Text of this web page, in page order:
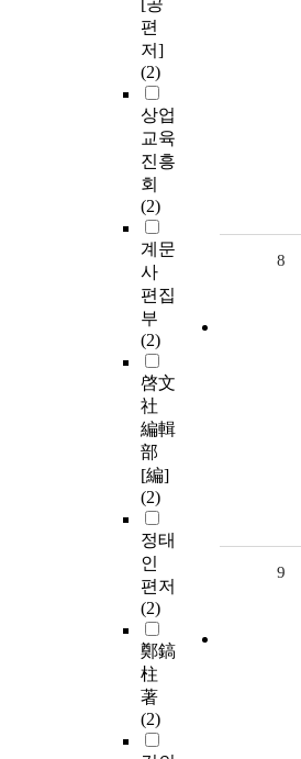
[공
편
저]
(2)
상업
교육
진흥
회
(2)
계문
사
편집
부
(2)
啓文
社
編輯
部
[編]
(2)
정태
인
편저
(2)
鄭鎬
柱
著
(2)
8
9